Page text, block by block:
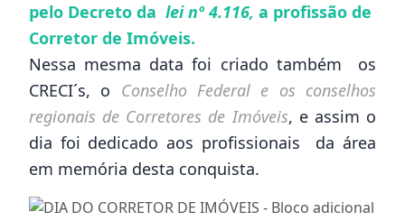
pelo Decreto da lei nº 4.116, a profissão de
Corretor de Imóveis.
Nessa mesma data foi criado também os
CRECI´s, o Conselho Federal e os conselhos
regionais de Corretores de Imóveis, e assim o
dia foi dedicado aos profissionais da área
em memória desta conquista.